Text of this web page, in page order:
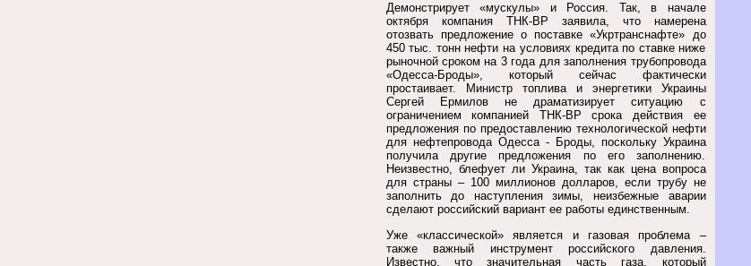
Демонстрирует «мускулы» и Россия. Так, в начале
октября компания ТНК-ВР заявила, что намерена
отозвать предложение о поставке «Укртранснафте» до
450 тыс. тонн нефти на условиях кредита по ставке ниже
рыночной сроком на 3 года для заполнения трубопровода
«Одесса-Броды», который сейчас фактически
простаивает. Министр топлива и энергетики Украины
Сергей Ермилов не драматизирует ситуацию с
ограничением компанией ТНК-ВР срока действия ее
предложения по предоставлению технологической нефти
для нефтепровода Одесса - Броды, поскольку Украина
получила другие предложения по его заполнению.
Неизвестно, блефует ли Украина, так как цена вопроса
для страны – 100 миллионов долларов, если трубу не
заполнить до наступления зимы, неизбежные аварии
сделают российский вариант ее работы единственным.
Уже «классической» является и газовая проблема –
также важный инструмент российского давления.
Известно, что значительная часть газа, который